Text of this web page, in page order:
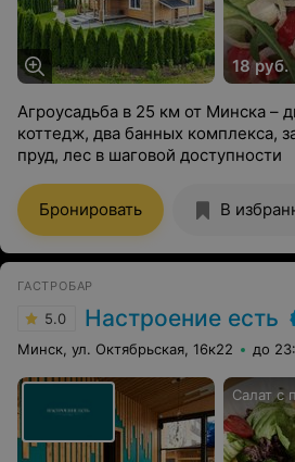
18 руб.
Агроусадьба в 25 км от Минска –
коттедж, два банных комплекса,
пруд, лес в шаговой доступности
Бронировать В
ГАСТРОБАР
5.0 Настроение есть
Минск, ул. Октябрьская, 16к22 до
Cалат с